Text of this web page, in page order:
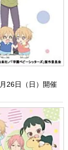
26日（日）開催